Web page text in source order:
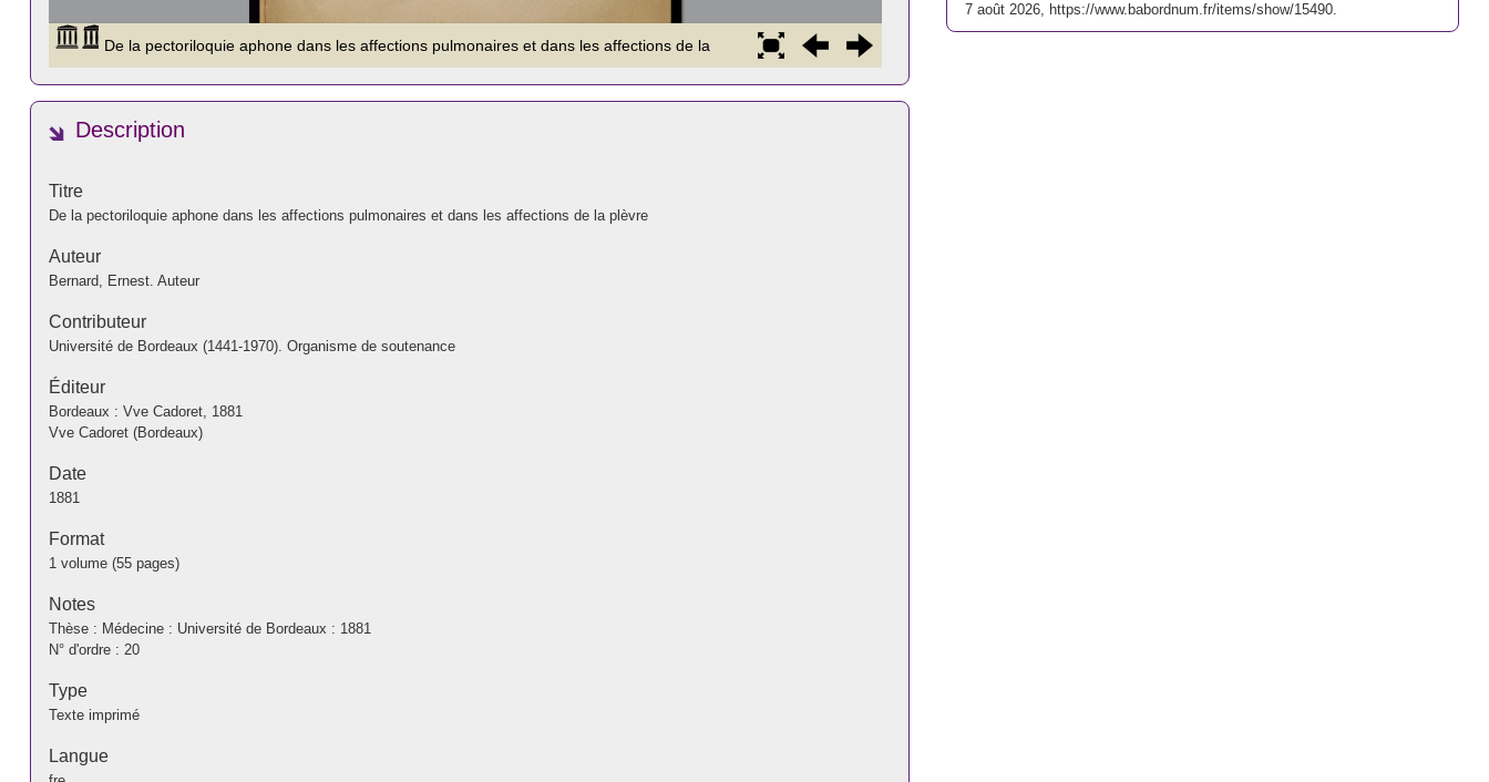
Description
Titre
De la pectoriloquie aphone dans les affections pulmonaires et dans les affections de la plèvre
Auteur
Bernard, Ernest. Auteur
Contributeur
Université de Bordeaux (1441-1970). Organisme de soutenance
Éditeur
Bordeaux : Vve Cadoret, 1881
Vve Cadoret (Bordeaux)
Date
1881
Format
1 volume (55 pages)
Notes
Thèse : Médecine : Université de Bordeaux : 1881
N° d'ordre : 20
Type
Texte imprimé
Langue
7 août 2026, https://www.babordnum.fr/items/show/15490.